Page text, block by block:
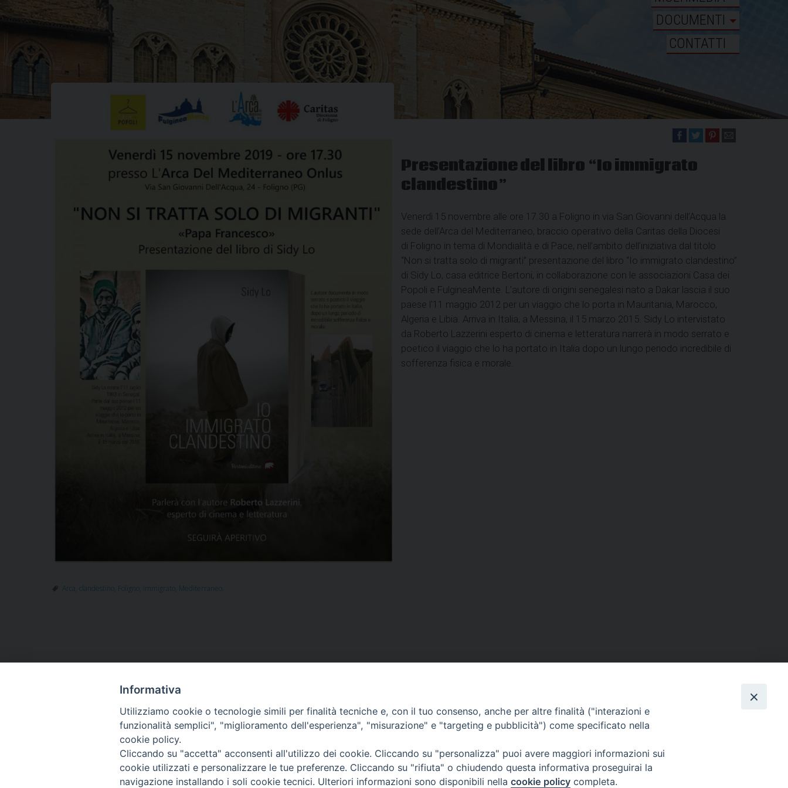
DOCUMENTI
CONTATTI
Presentazione del libro “Io immigrato
clandestino”
Venerdì 15 novembre alle ore 17.30 a Foligno in via San Giovanni dell’Acqua la
sede dell’Arca del Mediterraneo, braccio operativo della Caritas della Diocesi
di Foligno in tema di Mondialità e di Pace, nell’ambito dell’iniziativa dal titolo
“Non si tratta solo di migranti” presentazione del libro “Io immigrato clandestino”
di Sidy Lo, casa editrice Bertoni, in collaborazione con le associazioni Casa dei
Popoli e FulgineaMente. L’autore di origini senegalesi nato a Dakar lascia il suo
paese l’11 maggio 2012 per un viaggio che lo porta in Mauritania, Marocco,
Algeria e Libia. Arriva in Italia, a Messina, il 15 marzo 2015. Sidy Lo intervistato
da Roberto Lazzerini esperto di cinema e letteratura narrerà in modo serrato e
poetico il viaggio che lo ha portato in Italia dopo un lungo periodo incredibile di
sofferenza fisica e morale.
Arca clandestino Foligno immigrato Mediterraneo.
VESCOVO ORARI MESSE CURIA VESCOVILE TUTELA MINORI UFFICI PASTORALI PERSONE VITA CONSACRATA
Copyright © 2018 Diocesi di Foligno /Curia . Piazza Mons. Faloci 3 - 06034 FOLIGNO [PG]
tel. 0742 350473 fax 0742 349021 email: info@diocesidifoligno.it . pec: diocesidifoligno@pec.it
Informativa
Utilizziamo cookie o tecnologie simili per finalità tecniche e, con il tuo consenso, anche per altre finalità ("interazioni e
funzionalità semplici", "miglioramento dell'esperienza", "misurazione" e "targeting e pubblicità") come specificato nella
cookie policy.
Cliccando su "accetta" acconsenti all'utilizzo dei cookie. Cliccando su "personalizza" puoi avere maggiori informazioni sui
cookie utilizzati e personalizzare le tue preferenze. Cliccando su "rifiuta" o chiudendo questa informativa proseguirai la
navigazione installando i soli cookie tecnici. Ulteriori informazioni sono disponibili nella cookie policy completa.